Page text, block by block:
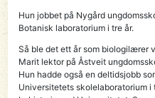
Hun jobbet på Nygård
Botanisk laboratorium i tre år.
Så ble det ett år som biologilærer
Marit lektor på Åstveit
Hun hadde også en deltidsjobb
Universitetets skolelaboratorium i